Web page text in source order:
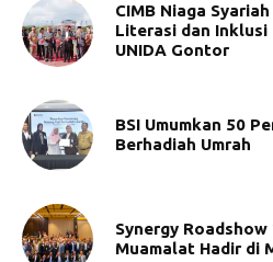
CIMB Niaga
Literasi dan Inklusi
UNIDA Gontor
BSI Umumkan 50
Berhadiah Umrah
Synergy Roadshow
Muamalat Hadir di